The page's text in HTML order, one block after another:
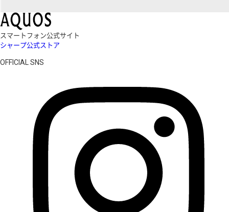
スマートフォン公式サイト
シャープ公式ストア
OFFICIAL SNS